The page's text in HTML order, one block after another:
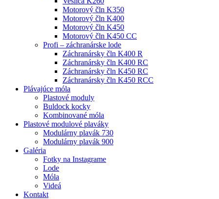
Motorový čln K350
Motorový čln K400
Motorový čln K450
Motorový čln K450 CC
Profi – záchranárske lode
Záchranársky čln K400 R
Záchranársky čln K400 RC
Záchranársky čln K450 RC
Záchranársky čln K450 RCC
Plávajúce móla
Plastové moduly
Buldock kocky
Kombinované móla
Plastové modulové plaváky
Modulárny plavák 730
Modulárny plavák 900
Galéria
Fotky na Instagrame
Lode
Móla
Videá
Kontakt